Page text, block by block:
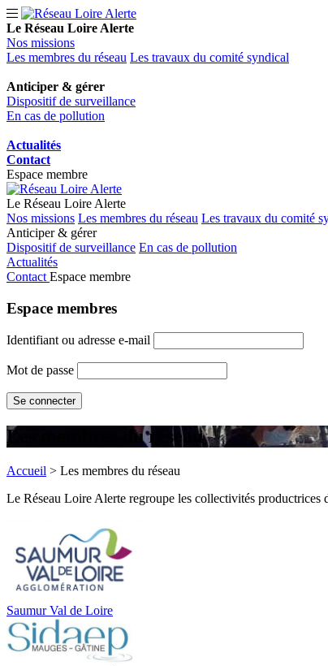
Le Réseau Loire Alerte
Nos missions
Les membres du réseau Les travaux du comité syndical
Anticiper & gérer
Dispositif de surveillance
En cas de pollution
Actualités
Contact
Espace membre
Le Réseau Loire Alerte
Nos missions Les membres du réseau Les travaux du comité
Anticiper & gérer
Dispositif de surveillance En cas de pollution
Actualités
Contact Espace membre
Espace membres
Identifiant ou adresse e-mail
Mot de passe
Les membres du réseau
Accueil > Les membres du réseau
Le Réseau Loire Alerte regroupe les collectivités productrices
Saumur Val de Loire